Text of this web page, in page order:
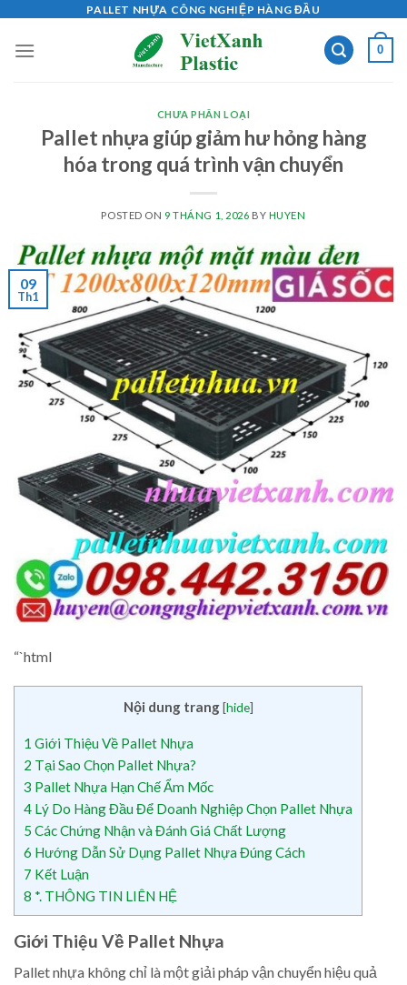
content
PALLET NHỰA CÔNG NGHIỆP HÀNG ĐẦU
0
CHƯA PHÂN LOẠI
Pallet nhựa giúp giảm hư hỏng hàng
hóa trong quá trình vận chuyển
POSTED ON 9 THÁNG 1, 2026 BY HUYEN
09
Th1
“`html
Nội dung trang [hide]
1 Giới Thiệu Về Pallet Nhựa
2 Tại Sao Chọn Pallet Nhựa?
3 Pallet Nhựa Hạn Chế Ẩm Mốc
4 Lý Do Hàng Đầu Để Doanh Nghiệp Chọn Pallet Nhựa
5 Các Chứng Nhận và Đánh Giá Chất Lượng
6 Hướng Dẫn Sử Dụng Pallet Nhựa Đúng Cách
7 Kết Luận
8 *. THÔNG TIN LIÊN HỆ
Giới Thiệu Về Pallet Nhựa
Pallet nhựa không chỉ là một giải pháp vận chuyển hiệu quả